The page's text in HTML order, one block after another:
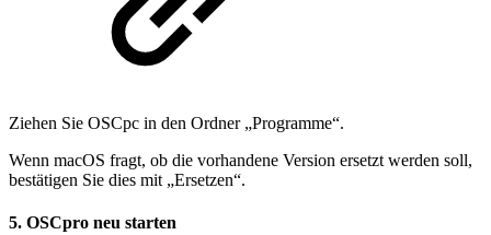
Ziehen Sie OSCpc in den Ordner „Programme“.
Wenn macOS fragt, ob die vorhandene Version ersetzt werden soll,
bestätigen Sie dies mit „Ersetzen“.
5. OSCpro neu starten